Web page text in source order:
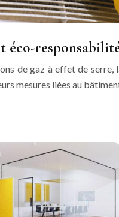
de gaz à effet de
mesures liées au